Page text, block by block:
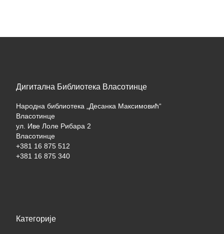
Дигитална Библиотека Власотинце
Народна библиотека „Десанка Максимовић“
Власотинце
ул. Иве Лоле Рибара 2
Власотинце
+381 16 875 512
+381 16 875 340
Категорије